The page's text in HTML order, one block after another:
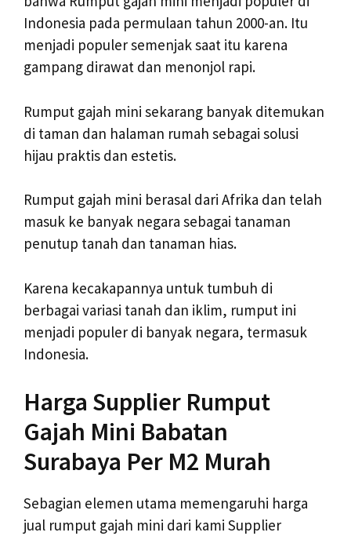
Indonesia pada permulaan tahun 2000-an. Itu
menjadi populer semenjak saat itu karena
gampang dirawat dan menonjol rapi.
Rumput gajah mini sekarang banyak ditemukan
di taman dan halaman rumah sebagai solusi
hijau praktis dan estetis.
Rumput gajah mini berasal dari Afrika dan telah
masuk ke banyak negara sebagai tanaman
penutup tanah dan tanaman hias.
Karena kecakapannya untuk tumbuh di
berbagai variasi tanah dan iklim, rumput ini
menjadi populer di banyak negara, termasuk
Indonesia.
Harga Supplier Rumput
Gajah Mini Babatan
Surabaya Per M2 Murah
Sebagian elemen utama memengaruhi harga
jual rumput gajah mini dari kami Supplier